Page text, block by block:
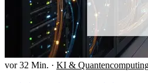
vor 32 Min. · KI &